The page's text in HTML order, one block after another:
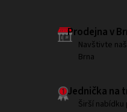
Prodejna v
Navštivte
Brna
Jednička na
Širší